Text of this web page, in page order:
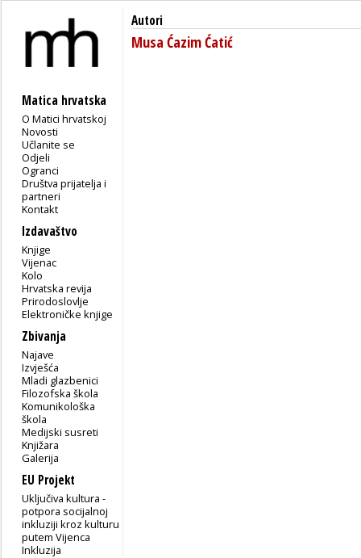
Matica hrvatska
O Matici hrvatskoj
Novosti
Učlanite se
Odjeli
Ogranci
Društva prijatelja i
partneri
Kontakt
Izdavaštvo
Knjige
Vijenac
Kolo
Hrvatska revija
Prirodoslovlje
Elektroničke knjige
Zbivanja
Najave
Izvješća
Mladi glazbenici
Filozofska škola
Komunikološka
škola
Medijski susreti
Knjižara
Galerija
EU Projekt
Uključiva kultura -
potpora socijalnoj
inkluziji kroz kulturu
putem Vijenca
Inkluzija
Autori
Musa Ćazim Ćatić